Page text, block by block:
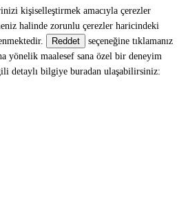
kişiselleştirmek amacıyla çerezler
halinde zorunlu çerezler haricindeki
Reddet
seçeneğine tıklamanız
yönelik maalesef sana özel bir deneyim
detaylı bilgiye buradan ulaşabilirsiniz: